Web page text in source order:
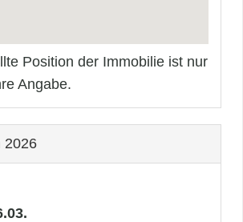
Position der Immobilie ist nur
Angabe.
2026